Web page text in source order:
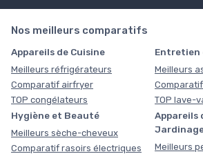
Nos meilleurs comparatifs
Appareils de Cuisine
Meilleurs réfrigérateurs
Comparatif airfryer
TOP congélateurs
Entretien
Meilleurs
TOP lave-
Hygiène et Beauté
Meilleurs sèche-cheveux
Comparatif rasoirs électriques
Appareils
Meilleurs